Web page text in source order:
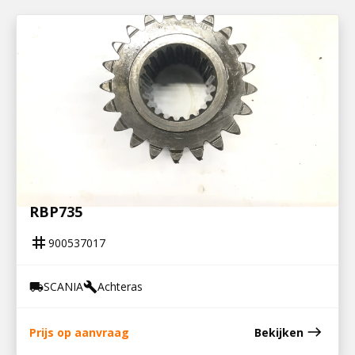
STEEKASTANDWIEL / ZONNEWIEL
RBP735
tag 900537017
local_shippingSCANIAbuildAchteras
Prijs op aanvraag Bekijken east